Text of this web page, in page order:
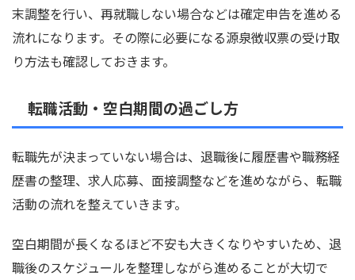
末調整を行い、再就職しない場合などは確定申告を進める
流れになります。その際に必要になる源泉徴収票の受け取
り方法も確認しておきます。
転職活動・空白期間の過ごし方
転職先が決まっていない場合は、退職後に履歴書や職務経
歴書の整理、求人応募、面接調整などを進めながら、転職
活動の流れを整えていきます。
空白期間が長くなるほど不安も大きくなりやすいため、退
職後のスケジュールを整理しながら進めることが大切で